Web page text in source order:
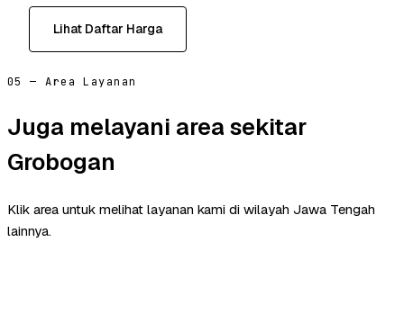
Lihat Daftar Harga
05 — Area Layanan
Juga melayani area sekitar
Grobogan
Klik area untuk melihat layanan kami di wilayah Jawa Tengah
lainnya.